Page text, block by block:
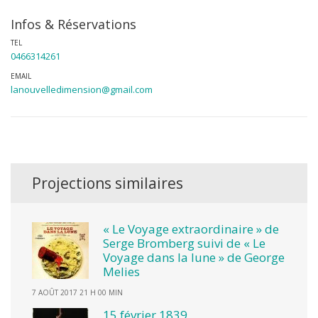
Infos & Réservations
TEL
0466314261
EMAIL
lanouvelledimension@gmail.com
Projections similaires
« Le Voyage extraordinaire » de
Serge Bromberg suivi de « Le
Voyage dans la lune » de George
Melies
7 AOÛT 2017 21 H 00 MIN